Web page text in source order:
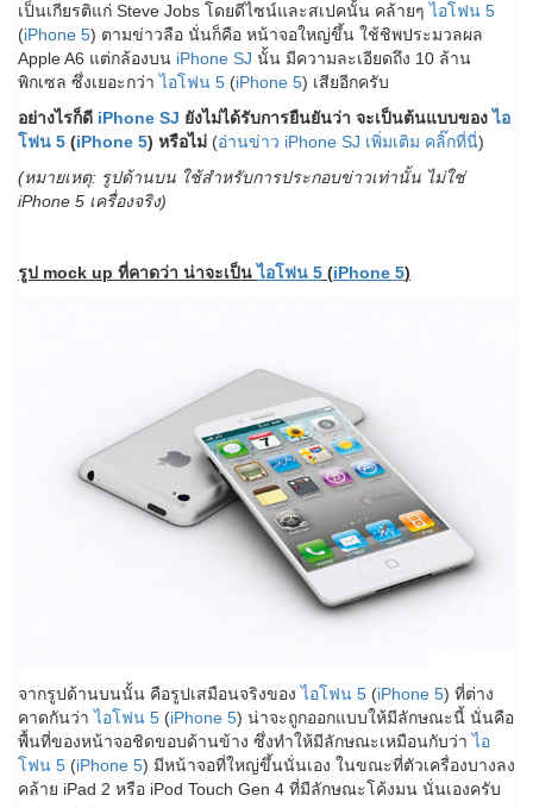
เป็นเกียรติแก่ Steve Jobs โดยดีไซน์และสเปคนั้น คล้ายๆไอโฟน 5
(iPhone 5) ตามข่าวลือ นั่นก็คือ หน้าจอใหญ่ขึ้น ใช้ชิพประมวลผล
Apple A6 แต่กล้องบน iPhone SJ นั้น มีความละเอียดถึง 10 ล้าน
พิกเซล ซึ่งเยอะกว่าไอโฟน 5 (iPhone 5) เสียอีกครับ
อย่างไรก็ดี iPhone SJ ยังไม่ได้รับการยืนยันว่า จะเป็นต้นแบบของไอ
โฟน 5 (iPhone 5) หรือไม่ (อ่านข่าว iPhone SJ เพิ่มเติม คลิ๊กที่นี่)
(หมายเหตุ: รูปด้านบน ใช้สำหรับการประกอบข่าวเท่านั้น ไม่ใช่
iPhone 5 เครื่องจริง)
รูป mock up ที่คาดว่า น่าจะเป็นไอโฟน 5 (iPhone 5)
จากรูปด้านบนนั้น คือรูปเสมือนจริงของไอโฟน 5 (iPhone 5) ที่ต่าง
คาดกันว่าไอโฟน 5 (iPhone 5) น่าจะถูกออกแบบให้มีลักษณะนี้ นั่นคือ
พื้นที่ของหน้าจอชิดขอบด้านข้าง ซึ่งทำให้มีลักษณะเหมือนกับว่าไอ
โฟน 5 (iPhone 5) มีหน้าจอที่ใหญ่ขึ้นนั่นเอง ในขณะที่ตัวเครื่องบางลง
คล้าย iPad 2 หรือ iPod Touch Gen 4 ที่มีลักษณะโค้งมน นั่นเองครับ